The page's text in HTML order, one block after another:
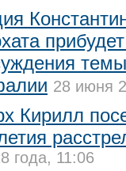
28 июня
Кирилл
года, 11:06